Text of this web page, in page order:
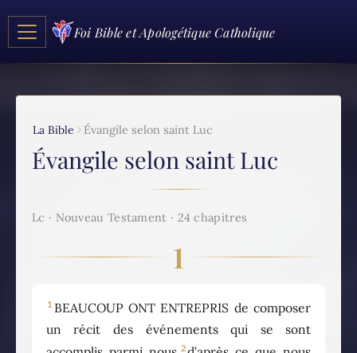
Foi Bible et Apologétique Catholique
La Bible Évangile selon saint Luc
Évangile selon saint Luc
Lc · Nouveau Testament · 24 chapitres
1
1 BEAUCOUP ONT ENTREPRIS de composer
un récit des événements qui se sont
2